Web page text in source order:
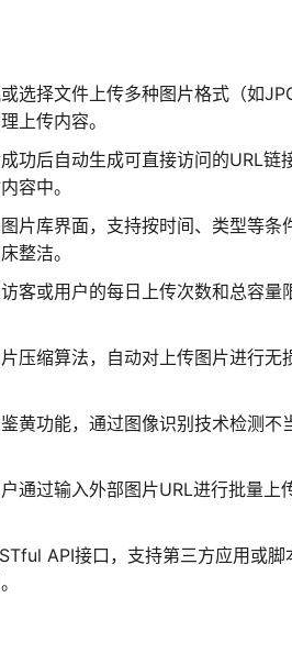
选择文件上传多种图片格式（如
上传内容。
功后自动生成可直接访问的URL
容中。
片库界面，支持按时间、类型等
整洁。
客或用户的每日上传次数和总容
压缩算法，自动对上传图片进行
黄功能，通过图像识别技术检测
通过输入外部图片URL进行批量
API接口，支持第三方应用或